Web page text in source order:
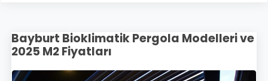
Bayburt Bioklimatik Pergola Modelleri ve
2025 M2 Fiyatları